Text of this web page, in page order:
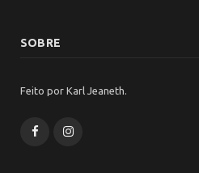
SOBRE
Feito por Karl Jeaneth.
FacebookInstagram